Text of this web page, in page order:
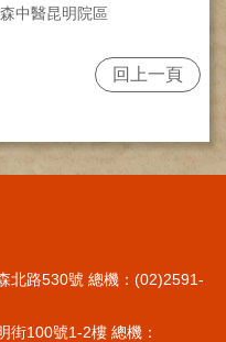
中醫昆明院區
回上一頁
北路530號 總機：(02)2591-
街100號1-2樓 總機：